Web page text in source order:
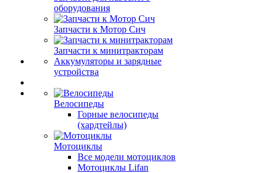
оборудования
Запчасти к Мотор Сич
Запчасти к минитракторам
Аккумуляторы и зарядные
устройства
Велосипеды
Горные велосипеды
(хардтейлы)
Мотоциклы
Все модели мотоциклов
Мотоциклы Lifan